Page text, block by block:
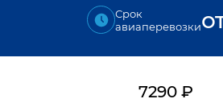
Срок
авиаперевозки
7290₽